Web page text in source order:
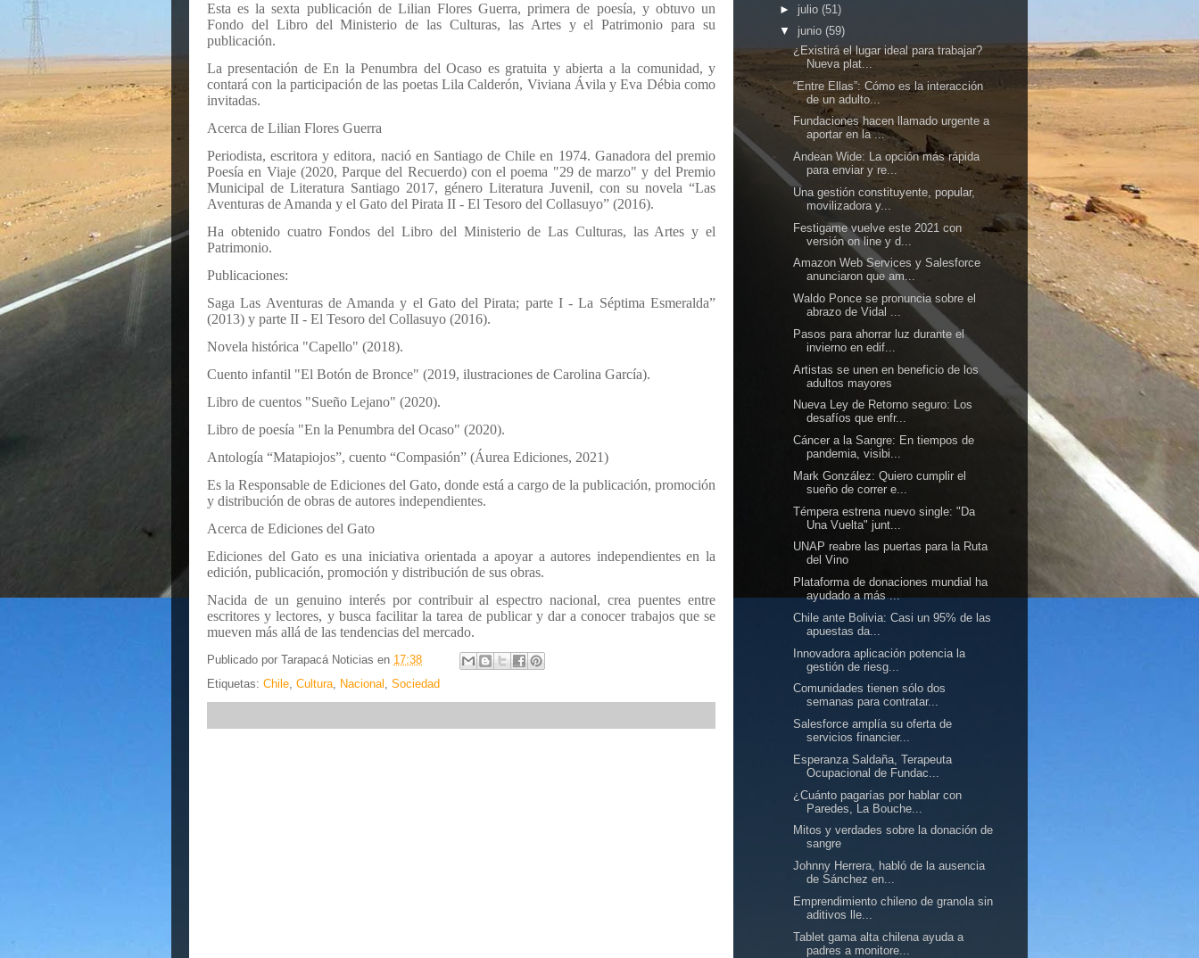
Esta es la sexta publicación de Lilian Flores Guerra, primera de poesía, y obtuvo un
Fondo del Libro del Ministerio de las Culturas, las Artes y el Patrimonio para su
publicación.
La presentación de En la Penumbra del Ocaso es gratuita y abierta a la comunidad, y
contará con la participación de las poetas Lila Calderón, Viviana Ávila y Eva Débia como
invitadas.
Acerca de Lilian Flores Guerra
Periodista, escritora y editora, nació en Santiago de Chile en 1974. Ganadora del premio
Poesía en Viaje (2020, Parque del Recuerdo) con el poema "29 de marzo" y del Premio
Municipal de Literatura Santiago 2017, género Literatura Juvenil, con su novela “Las
Aventuras de Amanda y el Gato del Pirata II - El Tesoro del Collasuyo” (2016).
Ha obtenido cuatro Fondos del Libro del Ministerio de Las Culturas, las Artes y el
Patrimonio.
Publicaciones:
Saga Las Aventuras de Amanda y el Gato del Pirata; parte I - La Séptima Esmeralda”
(2013) y parte II - El Tesoro del Collasuyo (2016).
Novela histórica "Capello" (2018).
Cuento infantil "El Botón de Bronce" (2019, ilustraciones de Carolina García).
Libro de cuentos "Sueño Lejano" (2020).
Libro de poesía "En la Penumbra del Ocaso" (2020).
Antología “Matapiojos”, cuento “Compasión” (Áurea Ediciones, 2021)
Es la Responsable de Ediciones del Gato, donde está a cargo de la publicación, promoción
y distribución de obras de autores independientes.
Acerca de Ediciones del Gato
Ediciones del Gato es una iniciativa orientada a apoyar a autores independientes en la
edición, publicación, promoción y distribución de sus obras.
Nacida de un genuino interés por contribuir al espectro nacional, crea puentes entre
escritores y lectores, y busca facilitar la tarea de publicar y dar a conocer trabajos que se
mueven más allá de las tendencias del mercado.
Publicado por Tarapacá Noticias en 17:38
Etiquetas: Chile, Cultura, Nacional , Sociedad
► julio (51)
▼ junio (59)
¿Existirá el lugar ideal para trabajar?
Nueva plat...
“Entre Ellas”: Cómo es la interacción
de un adulto...
Fundaciones hacen llamado urgente a
aportar en la ...
Andean Wide: La opción más rápida
para enviar y re...
Una gestión constituyente, popular,
movilizadora y...
Festigame vuelve este 2021 con
versión on line y d...
Amazon Web Services y Salesforce
anunciaron que am...
Waldo Ponce se pronuncia sobre el
abrazo de Vidal ...
Pasos para ahorrar luz durante el
invierno en edif...
Artistas se unen en beneficio de los
adultos mayores
Nueva Ley de Retorno seguro: Los
desafíos que enfr...
Cáncer a la Sangre: En tiempos de
pandemia, visibi...
Mark González: Quiero cumplir el
sueño de correr e...
Témpera estrena nuevo single: "Da
Una Vuelta" junt...
UNAP reabre las puertas para la Ruta
del Vino
Plataforma de donaciones mundial ha
ayudado a más ...
Chile ante Bolivia: Casi un 95% de las
apuestas da...
Innovadora aplicación potencia la
gestión de riesg...
Comunidades tienen sólo dos
semanas para contratar...
Salesforce amplía su oferta de
servicios financier...
Esperanza Saldaña, Terapeuta
Ocupacional de Fundac...
¿Cuánto pagarías por hablar con
Paredes, La Bouche...
Mitos y verdades sobre la donación de
sangre
Johnny Herrera, habló de la ausencia
de Sánchez en...
Emprendimiento chileno de granola sin
aditivos lle...
Tablet gama alta chilena ayuda a
padres a monitore...